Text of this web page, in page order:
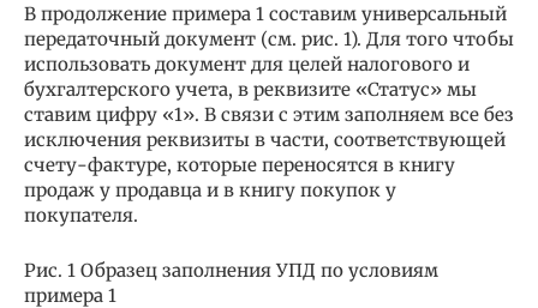
В продолжение примера 1 составим универсальный
передаточный документ (см. рис. 1). Для того чтобы
использовать документ для целей налогового и
бухгалтерского учета, в реквизите «Статус» мы
ставим цифру «1». В связи с этим заполняем все без
исключения реквизиты в части, соответствующей
счету-фактуре, которые переносятся в книгу
продаж у продавца и в книгу покупок у
покупателя.
Рис. 1 Образец заполнения УПД по условиям
примера 1